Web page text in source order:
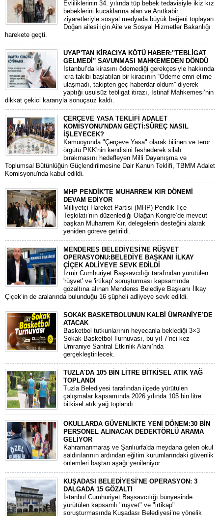
​Evliliklerinin 34. yılında tüp bebek tedavisiyle ikiz kız
bebeklerini kucaklarına alan ve Anıtkabir
ziyaretleriyle sosyal medyada büyük beğeni toplayan
Doğan ailesi için Aile ve Sosyal Hizmetler Bakanlığı
harekete geçti.
UYAP'TAN KİRACIYA KÖTÜ HABER:''TEBLİGAT
GELMEDİ'' SAVUNMASI MAHKEMEDEN DÖNDÜ
​İstanbul’da kirasını ödemediği gerekçesiyle hakkında
icra takibi başlatılan bir kiracının “Ödeme emri elime
ulaşmadı, takipten geç haberdar oldum” diyerek
yaptığı usulsüz tebligat itirazı, İstinaf Mahkemesi’nin
dikkat çekici kararıyla sonuçsuz kaldı.
ÇERÇEVE YASA TEKLİFİ ADALET
KOMİSYONU'NDAN GEÇTİ:SÜREÇ NASIL
İŞLEYECEK?
​Kamuoyunda "Çerçeve Yasa" olarak bilinen ve terör
örgütü PKK'nin kendisini feshederek silah
bırakmasını hedefleyen Milli Dayanışma ve
Toplumsal Bütünlüğün Güçlendirilmesine Dair Kanun Teklifi, TBMM Adalet
Komisyonu'nda kabul edildi.
MHP PENDİK'TE MUHARREM KIR DÖNEMİ
DEVAM EDİYOR
​Milliyetçi Hareket Partisi (MHP) Pendik İlçe
Teşkilatı’nın düzenlediği Olağan Kongre’de mevcut
başkan Muharrem Kır, delegelerin desteğini alarak
yeniden göreve getirildi.
MENDERES BELEDİYESİ'NE RÜŞVET
OPERASYONU:BELEDİYE BAŞKANI İLKAY
ÇİÇEK ADLİYEYE SEVK EDİLDİ
​İzmir Cumhuriyet Başsavcılığı tarafından yürütülen
'rüşvet' ve 'irtikap' soruşturması kapsamında
gözaltına alınan Menderes Belediye Başkanı İlkay
Çiçek’in de aralarında bulunduğu 16 şüpheli adliyeye sevk edildi.
SOKAK BASKETBOLUNUN KALBİ ÜMRANİYE’DE
ATACAK
Basketbol tutkunlarının heyecanla beklediği 3×3
Sokak Basketbol Turnuvası, bu yıl 7’nci kez
Ümraniye Santral Etkinlik Alanı’nda
gerçekleştirilecek.
TUZLA'DA 105 BİN LİTRE BİTKİSEL ATIK YAĞ
TOPLANDI
Tuzla Belediyesi tarafından ilçede yürütülen
çalışmalar kapsamında 2026 yılında 105 bin litre
bitkisel atık yağ toplandı.
OKULLARDA GÜVENLİKTE YENİ DÖNEM:30 BİN
PERSONEL ALINACAK DEDEKTÖRLÜ ARAMA
GELİYOR
​Kahramanmaraş ve Şanlıurfa'da meydana gelen okul
saldırılarının ardından eğitim kurumlarındaki güvenlik
önlemleri baştan aşağı yenileniyor.
KUŞADASI BELEDİYESİ'NE OPERASYON: 3
DALGADA 15 GÖZALTI
​İstanbul Cumhuriyet Başsavcılığı bünyesinde
yürütülen kapsamlı "rüşvet" ve "irtikap"
soruşturmasında Kuşadası Belediyesi’ne yönelik